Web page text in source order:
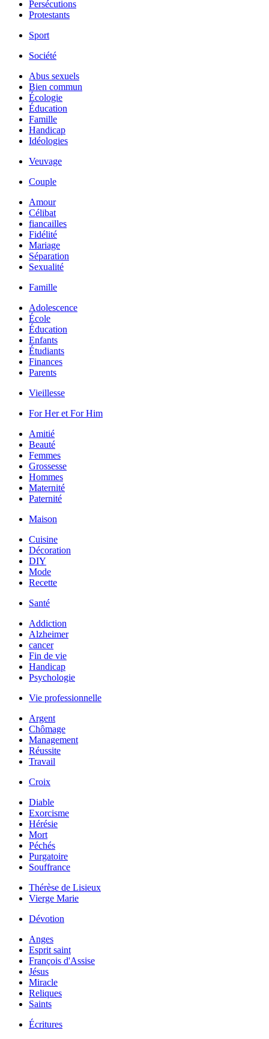
Persécutions
Protestants
Sport
Société
Abus sexuels
Bien commun
Écologie
Éducation
Famille
Handicap
Idéologies
Veuvage
Couple
Amour
Célibat
fiancailles
Fidélité
Mariage
Séparation
Sexualité
Famille
Adolescence
École
Éducation
Enfants
Étudiants
Finances
Parents
Vieillesse
For Her et For Him
Amitié
Beauté
Femmes
Grossesse
Hommes
Maternité
Paternité
Maison
Cuisine
Décoration
DIY
Mode
Recette
Santé
Addiction
Alzheimer
cancer
Fin de vie
Handicap
Psychologie
Vie professionnelle
Argent
Chômage
Management
Réussite
Travail
Croix
Diable
Exorcisme
Hérésie
Mort
Péchés
Purgatoire
Souffrance
Thérèse de Lisieux
Vierge Marie
Dévotion
Anges
Esprit saint
François d'Assise
Jésus
Miracle
Reliques
Saints
Écritures